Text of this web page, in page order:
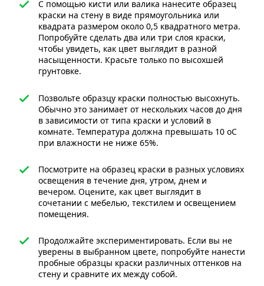
С помощью кисти или валика нанесите образец
краски на стену в виде прямоугольника или
квадрата размером около 0,5 квадратного метра.
Попробуйте сделать два или три слоя краски,
чтобы увидеть, как цвет выглядит в разной
насыщенности. Красьте только по высохшей
грунтовке.
Позвольте образцу краски полностью высохнуть.
Обычно это занимает от нескольких часов до дня
в зависимости от типа краски и условий в
комнате. Температура должна превышать 10 оС
при влажности не ниже 65%.
Посмотрите на образец краски в разных условиях
освещения в течение дня, утром, днем и
вечером. Оцените, как цвет выглядит в
сочетании с мебелью, текстилем и освещением
помещения.
Продолжайте экспериментировать. Если вы не
уверены в выбранном цвете, попробуйте нанести
пробные образцы краски различных оттенков на
стену и сравните их между собой.